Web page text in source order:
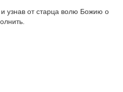
узнав от старца волю Божию о